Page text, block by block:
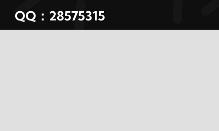
QQ：28575315